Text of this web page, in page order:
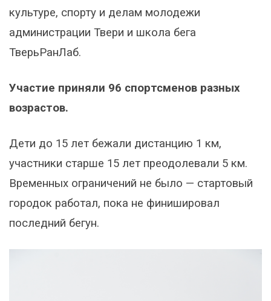
культуре, спорту и делам молодежи
администрации Твери и школа бега
ТверьРанЛаб.
Участие приняли 96 спортсменов разных
возрастов.
Дети до 15 лет бежали дистанцию 1 км,
участники старше 15 лет преодолевали 5 км.
Временных ограничений не было — стартовый
городок работал, пока не финишировал
последний бегун.